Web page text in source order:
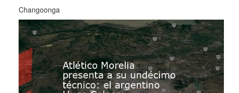
Changoonga